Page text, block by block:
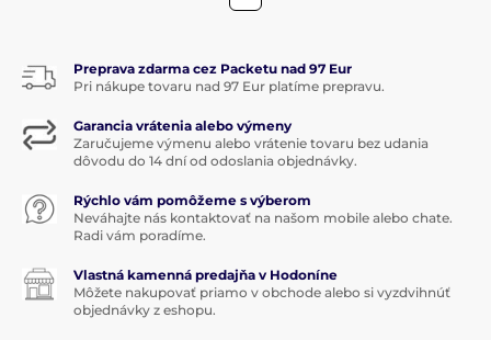
Preprava zdarma cez Packetu nad 97 Eur
Pri nákupe tovaru nad 97 Eur platíme prepravu.
Garancia vrátenia alebo výmeny
Zaručujeme výmenu alebo vrátenie tovaru bez udania
dôvodu do 14 dní od odoslania objednávky.
Rýchlo vám pomôžeme s výberom
Neváhajte nás kontaktovať na našom mobile alebo chate.
Radi vám poradíme.
Vlastná kamenná predajňa v Hodoníne
Môžete nakupovať priamo v obchode alebo si vyzdvihnúť
objednávky z eshopu.